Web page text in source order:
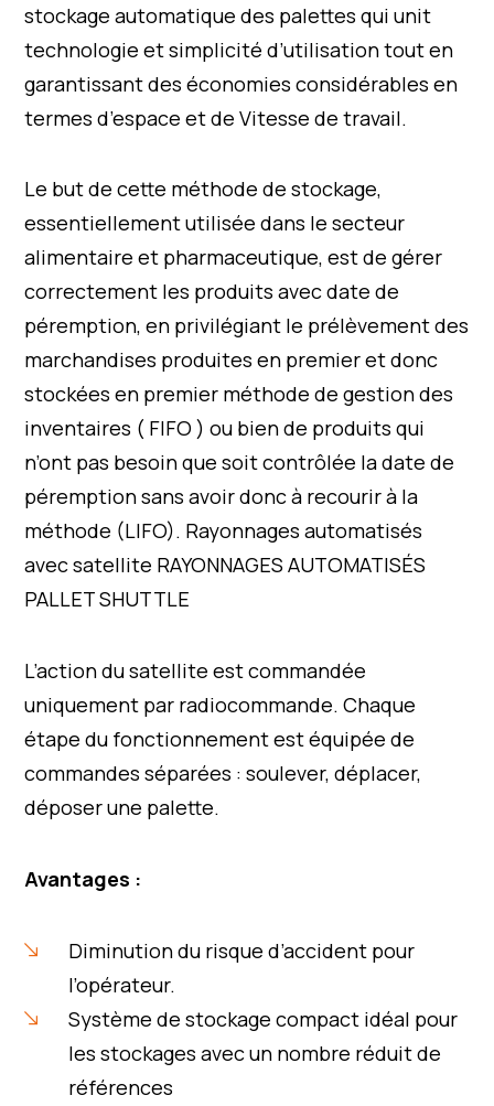
stockage automatique des palettes qui unit
technologie et simplicité d’utilisation tout en
garantissant des économies considérables en
termes d’espace et de Vitesse de travail.
Le but de cette méthode de stockage,
essentiellement utilisée dans le secteur
alimentaire et pharmaceutique, est de gérer
correctement les produits avec date de
péremption, en privilégiant le prélèvement des
marchandises produites en premier et donc
stockées en premier méthode de gestion des
inventaires ( FIFO ) ou bien de produits qui
n’ont pas besoin que soit contrôlée la date de
péremption sans avoir donc à recourir à la
méthode (LIFO). Rayonnages automatisés
avec satellite RAYONNAGES AUTOMATISÉS
PALLET SHUTTLE
L’action du satellite est commandée
uniquement par radiocommande. Chaque
étape du fonctionnement est équipée de
commandes séparées : soulever, déplacer,
déposer une palette.
Avantages :
Diminution du risque d’accident pour
l’opérateur.
Système de stockage compact idéal pour
les stockages avec un nombre réduit de
références